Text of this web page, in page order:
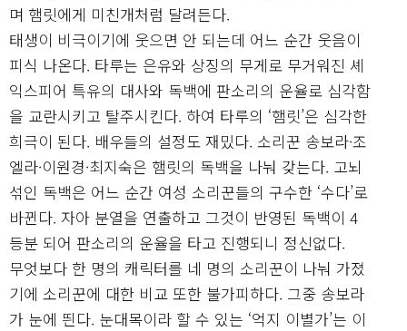
며 햄릿에게 미친개처럼 달려든다.
태생이 비극이기에 웃으면 안 되는데 어느 순간 웃음이
피식 나온다. 타루는 은유와 상징의 무게로 무거워진 셰
익스피어 특유의 대사와 독백에 판소리의 운율로 심각함
을 교란시키고 탈주시킨다. 하여 타루의 ‘햄릿’은 심각한
희극이 된다. 배우들의 설정도 재밌다. 소리꾼 송보라·조
엘라·이원경·최지숙은 햄릿의 독백을 나눠 갖는다. 고뇌
섞인 독백은 어느 순간 여성 소리꾼들의 구수한 ‘수다’로
바뀐다. 자아 분열을 연출하고 그것이 반영된 독백이 4
등분 되어 판소리의 운율을 타고 진행되니 정신없다.
무엇보다 한 명의 캐릭터를 네 명의 소리꾼이 나눠 가졌
기에 소리꾼에 대한 비교 또한 불가피하다. 그중 송보라
가 눈에 띈다. 눈대목이라 할 수 있는 ‘억지 이별가’는 이